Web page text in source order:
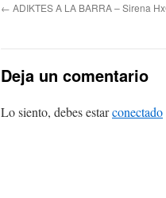
← ADIKTES A LA BARRA – Sirena
Deja un comentario
Lo siento, debes estarconectado